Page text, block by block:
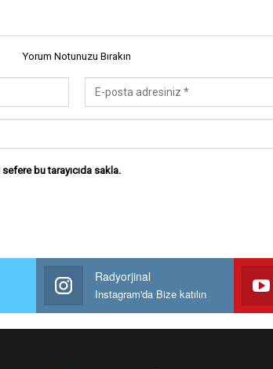
Yorum Notunuzu Bırakın
bu tarayıcıda sakla.
Radyorjinal
Instagram'da Bize katılın